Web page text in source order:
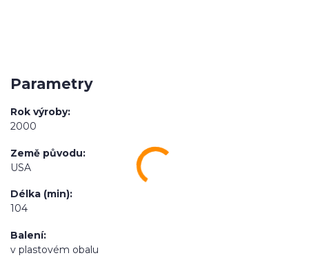
Parametry
Rok výroby
2000
Země původu
USA
Délka (min)
104
Balení
v plastovém obalu